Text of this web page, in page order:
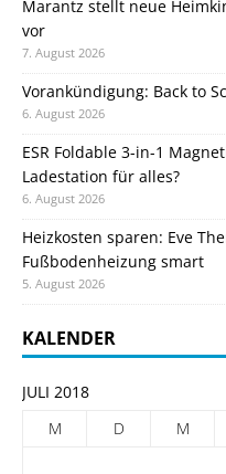
Marantz stellt neue
vor
7. August 2026
Vorankündigung: Back to
6. August 2026
ESR Foldable 3-in-1
Ladestation für alles?
6. August 2026
Heizkosten sparen: Eve
Fußbodenheizung smart
5. August 2026
KALENDER
JULI 2018
M
D M